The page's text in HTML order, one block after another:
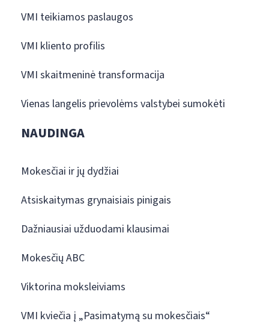
VMI teikiamos paslaugos
VMI kliento profilis
VMI skaitmeninė transformacija
Vienas langelis prievolėms valstybei sumokėti
NAUDINGA
Mokesčiai ir jų dydžiai
Atsiskaitymas grynaisiais pinigais
Dažniausiai užduodami klausimai
Mokesčių ABC
Viktorina moksleiviams
VMI kviečia į „Pasimatymą su mokesčiais“